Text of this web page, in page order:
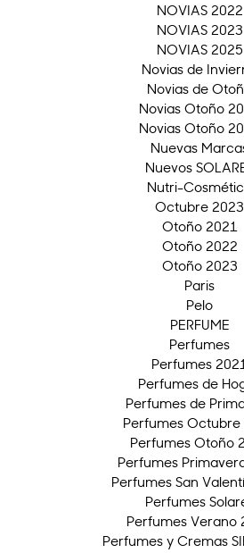
NOVIAS 2022
NOVIAS 2023
NOVIAS 2025
Novias de
Novias de
Novias Otoño
Novias Otoño
Nuevas
Nuevos
Nutri-
Octubre 2023
Otoño 2021
Otoño 2022
Otoño 2023
Paris
Pelo
PERFUME
Perfumes
Perfumes 2021
Perfumes de
Perfumes de
Perfumes Octubre
Perfumes Otoño
Perfumes
Perfumes San
Perfumes
Perfumes Verano
Perfumes y Cremas